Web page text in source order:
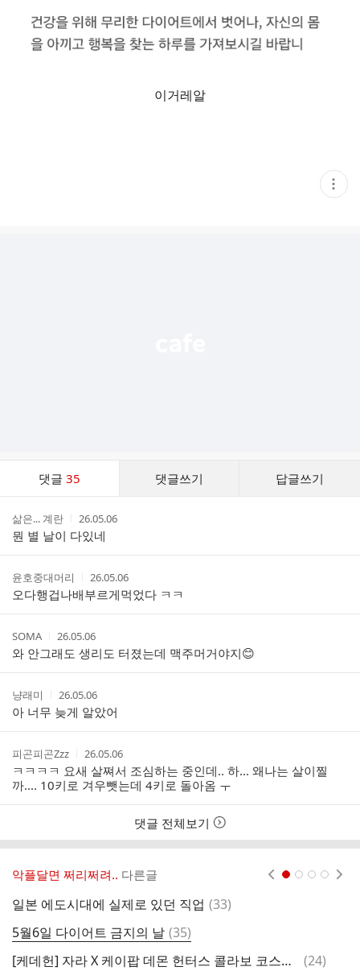
이거레알
현
재
댓글35 댓글쓰기 답글쓰기
스
작
성
자
삶은... 계란
작
성
시
간
26.05.06
뭔 별 날이 다있네
작
성
자
윤호중대머리
작
성
시
간
26.05.06
오다행겁나배부르게먹었다 ㅋㅋ
작
성
자
SOMA
작
성
시
간
26.05.06
와 안그래도 생리도 터졌는데 맥주머거야지😊
작
성
자
냥래미
작
성
시
간
26.05.06
아 너무 늦게 알았어
작
성
자
피곤피곤Zzz
작
성
시
간
26.05.06
ㅋㅋㅋㅋ 요새 살쪄서 조심하는 중인데.. 하... 왜나는 살이찔
까.... 10키로 겨우뺏는데 4키로 돌아옴 ㅜ
댓글 전체보기
악플달면 쩌리쩌려.. 다른글
일본 에도시대에 실제로 있던 직업 댓
(33)
5월6일 다이어트 금지의 날 댓
글
(35)
[케데헌] 자라 X 케이팝 데몬 헌터스 콜라보 코스튬 공개
댓
(24)